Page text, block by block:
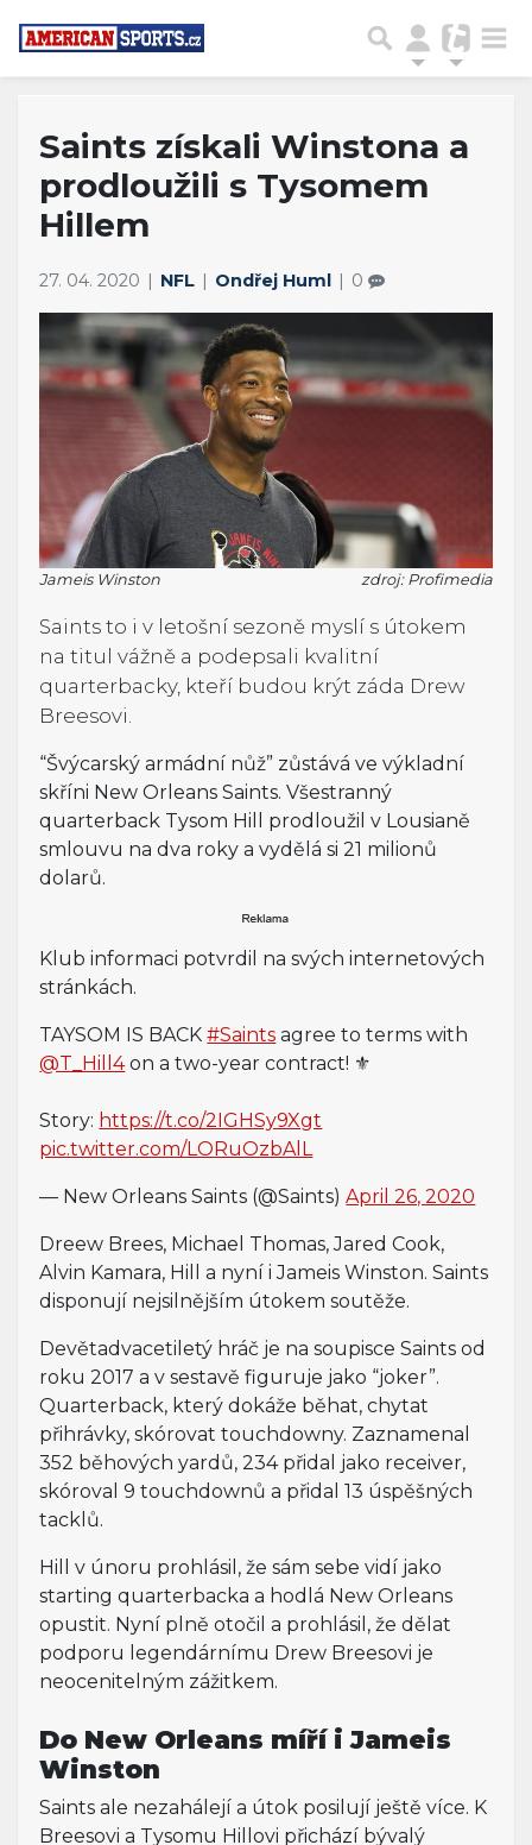
Saints získali Winstona a
prodloužili s Tysomem
Hillem
27. 04. 2020 NFL Ondřej Huml 0
Jameis Winston zdroj: Profimedia
Saints to i v letošní sezoně myslí s útokem
na titul vážně a podepsali kvalitní
quarterbacky, kteří budou krýt záda Drew
Breesovi.
“Švýcarský armádní nůž” zůstává ve výkladní
skříni New Orleans Saints. Všestranný
quarterback Tysom Hill prodloužil v Lousianě
smlouvu na dva roky a vydělá si 21 milionů
dolarů.
Klub informaci potvrdil na svých internetových
stránkách.
TAYSOM IS BACK#Saints agree to terms with
@T_Hill4on a two-year contract! ⚜️
Story: https://t.co/2IGHSy9Xgt
pic.twitter.com/LORuOzbAlL
— New Orleans Saints (@Saints)April 26, 2020
Dreew Brees, Michael Thomas, Jared Cook,
Alvin Kamara, Hill a nyní i Jameis Winston. Saints
disponují nejsilnějším útokem soutěže.
Devětadvacetiletý hráč je na soupisce Saints od
roku 2017 a v sestavě figuruje jako “joker”.
Quarterback, který dokáže běhat, chytat
přihrávky, skórovat touchdowny. Zaznamenal
352 běhových yardů, 234 přidal jako receiver,
skóroval 9 touchdownů a přidal 13 úspěšných
tacklů.
Hill v únoru prohlásil, že sám sebe vidí jako
starting quarterbacka a hodlá New Orleans
opustit. Nyní plně otočil a prohlásil, že dělat
podporu legendárnímu Drew Breesovi je
neocenitelným zážitkem.
Do New Orleans míří i Jameis
Winston
Saints ale nezahálejí a útok posilují ještě více. K
Breesovi a Tysomu Hillovi přichází bývalý